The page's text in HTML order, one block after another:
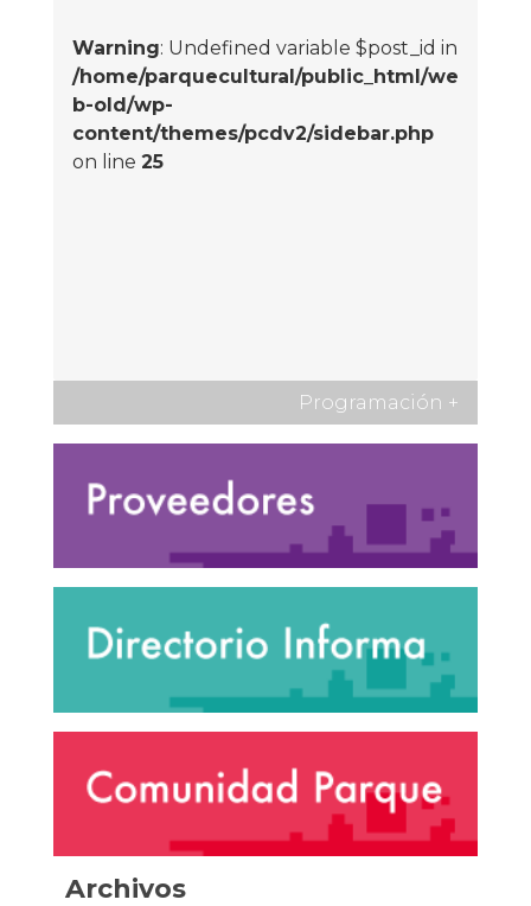
Warning: Undefined variable $post_id in
/home/parquecultural/public_html/we
b-old/wp-
content/themes/pcdv2/sidebar.php
on line 25
Programación +
Archivos